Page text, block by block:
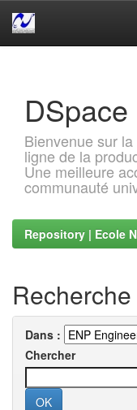
Bienvenue sur
ligne de la
Une meilleure
communauté
Repository | Ecole
Recherche
Dans :
Chercher